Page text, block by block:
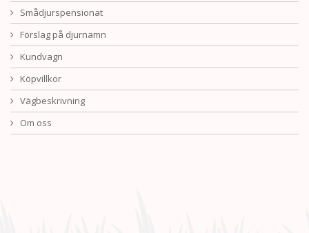
Smådjurspensionat
Förslag på djurnamn
Kundvagn
Köpvillkor
Vägbeskrivning
Om oss